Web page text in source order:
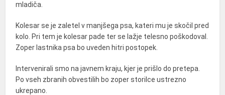
mladiča.
Kolesar se je zaletel v manjšega psa, kateri mu je skočil pred
kolo. Pri tem je kolesar pade ter se lažje telesno poškodoval.
Zoper lastnika psa bo uveden hitri postopek.
Intervenirali smo na javnem kraju, kjer je prišlo do pretepa.
Po vseh zbranih obvestilih bo zoper storilce ustrezno
ukrepano.